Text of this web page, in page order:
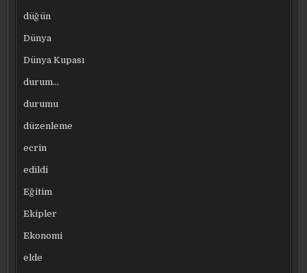
düğün
Dünya
Dünya Kupası
durum…
durumu
düzenleme
ecrin
edildi
Eğitim
Ekipler
Ekonomi
elde